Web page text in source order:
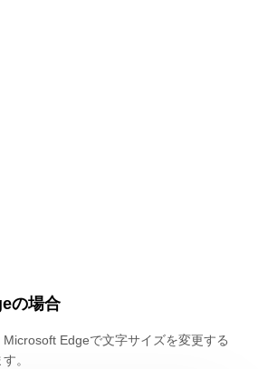
の場合
Edgeで文字サイズを変更する
。